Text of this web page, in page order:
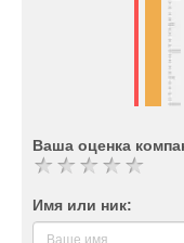
Ваша оценка
Имя или ник: